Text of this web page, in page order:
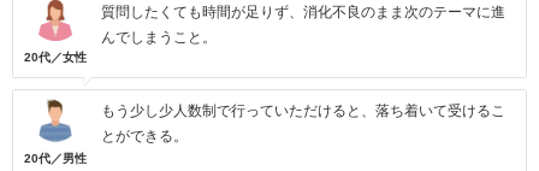
20代／女性
質問したくても時間が足りず、消化不良のまま次のテーマに進
んでしまうこと。
20代／男性
もう少し少人数制で行っていただけると、落ち着いて受けるこ
とができる。